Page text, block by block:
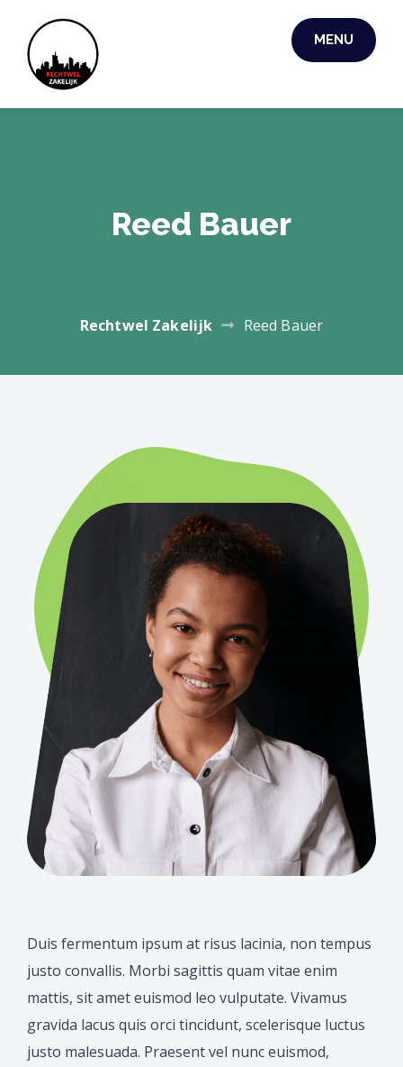
content
MENU
Reed Bauer
Rechtwel Zakelijk Reed Bauer
Duis fermentum ipsum at risus lacinia, non tempus
justo convallis. Morbi sagittis quam vitae enim
mattis, sit amet euismod leo vulputate. Vivamus
gravida lacus quis orci tincidunt, scelerisque luctus
justo malesuada. Praesent vel nunc euismod,